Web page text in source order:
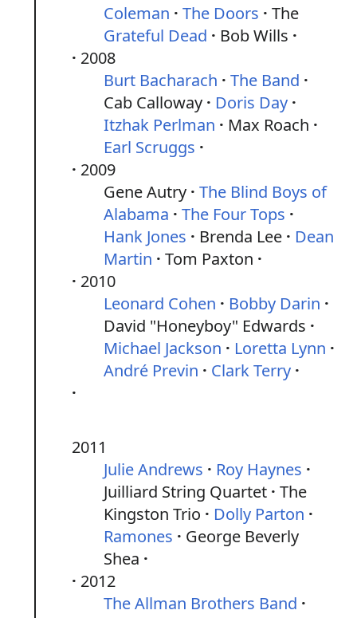
Coleman
The Doors
The
Grateful Dead
Bob Wills
2008
Burt Bacharach
The Band
Cab Calloway
Doris Day
Itzhak Perlman
Max Roach
Earl Scruggs
2009
Gene Autry The Blind Boys of
Alabama
The Four Tops
Hank Jones
Brenda Lee
Dean
Martin
Tom Paxton
2010
Leonard Cohen
Bobby Darin
David "Honeyboy" Edwards
Michael Jackson
Loretta Lynn
André Previn
Clark Terry
2011
Julie Andrews
Roy Haynes
Juilliard String Quartet The
Kingston Trio
Dolly Parton
Ramones
George Beverly
Shea
2012
The Allman Brothers Band